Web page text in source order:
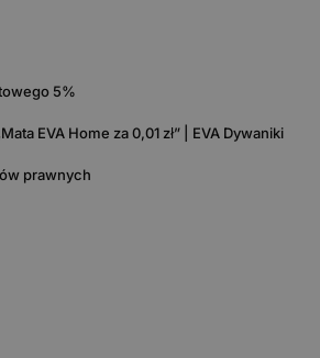
5%
EVA Home za 0,01 zł” | EVA Dywaniki
prawnych